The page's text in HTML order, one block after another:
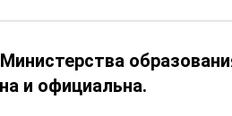
и официальна.